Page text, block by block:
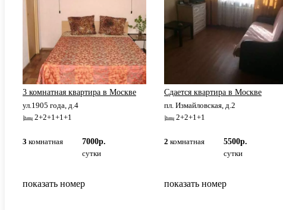
3 комнатная квартира в Москве
ул.1905 года, д.4
2+2+1+1+1
3 комнатная
7000р.
сутки
показать номер
Сдается квaртирa в Москве
пл. Измайловская, д.2
2+2+1+1
2 комнатная
5500р.
сутки
показать номер